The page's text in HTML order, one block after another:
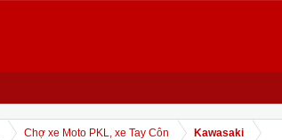
Chợ xe Moto PKL, xe Tay Côn Kawasaki